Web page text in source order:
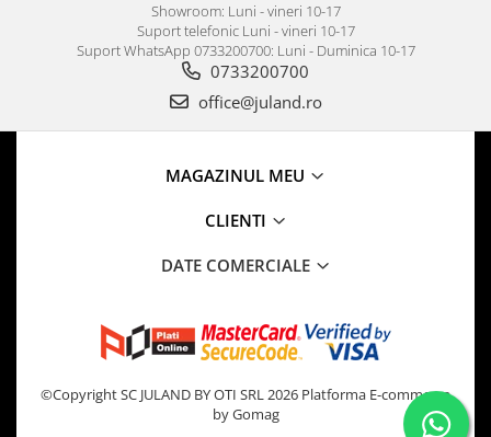
Showroom: Luni - vineri 10-17
Suport telefonic Luni - vineri 10-17
Suport WhatsApp 0733200700: Luni - Duminica 10-17
0733200700
office@juland.ro
MAGAZINUL MEU
CLIENTI
DATE COMERCIALE
©Copyright SC JULAND BY OTI SRL 2026 Platforma E-commerce
by Gomag